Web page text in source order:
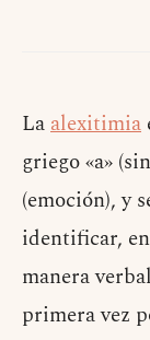
Laalexitimia
griego «a»
(emoción), y
identificar,
manera
primera vez